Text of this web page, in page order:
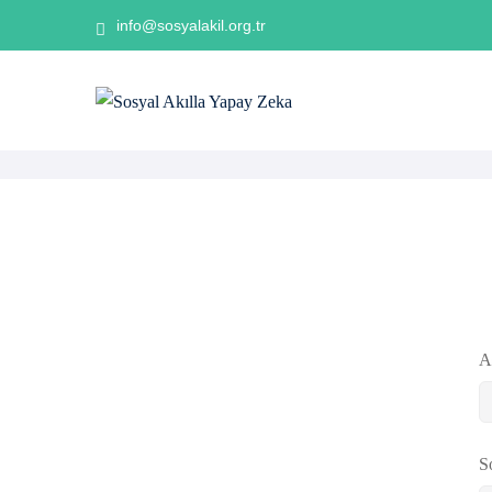
info@sosyalakil.org.tr